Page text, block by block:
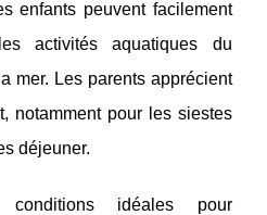
enfants peuvent facilement
activités aquatiques du
mer. Les parents apprécient
notamment pour les siestes
déjeuner.
idéales pour